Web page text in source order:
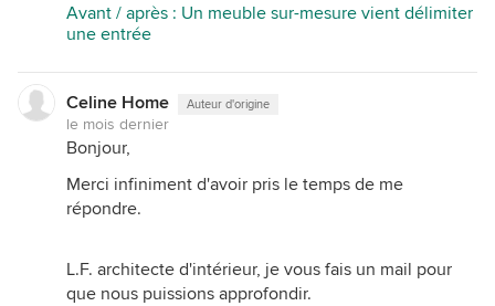
Avant / après : Un meuble sur-mesure vient délimiter
une entrée
Celine Home Auteur d'origine
le mois dernier
Bonjour,
Merci infiniment d'avoir pris le temps de me
répondre.
L.F. architecte d'intérieur, je vous fais un mail pour
que nous puissions approfondir.